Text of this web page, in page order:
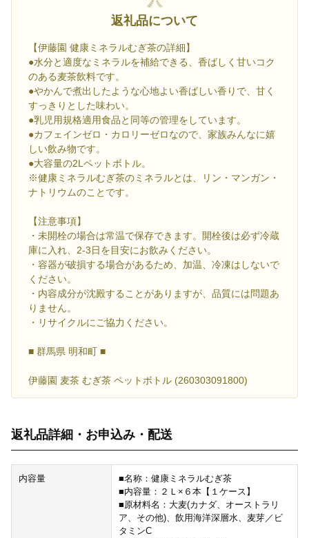
返礼品について
【伊藤園 健康ミネラルむぎ茶の詳細】
●水分と適度なミネラルを補給できる、香ばしく甘いコク
のある麦茶飲料です。
●やかんで煮出したような心地よい香ばしい香りで、甘く
すっきりとした味わい。
●乳児用規格適用食品と同等の管理をしています。
●カフェインゼロ・カロリーゼロなので、家族みんなに嬉
しい飲み物です。
●大容量の2Lペットボトル。
※健康ミネラルむぎ茶のミネラルとは、リン・マンガン・
ナトリウムのことです。
【注意事項】
・未開栓の場合は常温で保存できます。開栓後は必ず冷蔵
庫に入れ、2-3日を目安にお飲みください。
・容器が破損する場合があるため、加温、冷凍はしないで
ください。
・内容成分が沈殿することがありますが、品質には問題あ
りません。
・リサイクルにご協力ください。
■ 群馬県 明和町 ■
伊藤園 麦茶 むぎ茶 ペットボトル (260303091800)
返礼品詳細・お申込み・配送
内容量
■名称：健康ミネラルむぎ茶
■内容量：２Ｌ×６本【１ケース】
■原材料名：大麦(カナダ、オーストラリ
ア、その他)、飲用海洋深層水、麦芽／ビ
タミンC